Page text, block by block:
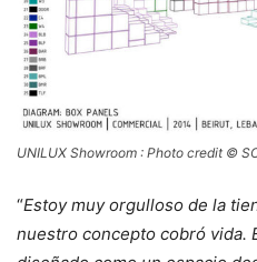
UNILUX Showroom : Photo credit ©
“Estoy muy orgulloso de la
nuestro concepto cobró vida.